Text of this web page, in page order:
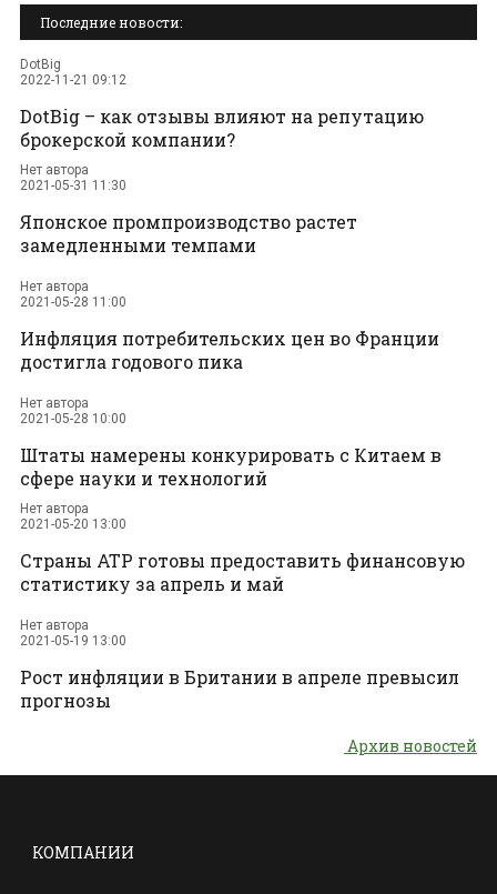
Последние новости:
DotBig
2022-11-21 09:12
DotBig – как отзывы влияют на репутацию
брокерской компании?
Нет автора
2021-05-31 11:30
Японское промпроизводство растет
замедленными темпами
Нет автора
2021-05-28 11:00
Инфляция потребительских цен во Франции
достигла годового пика
Нет автора
2021-05-28 10:00
Штаты намерены конкурировать с Китаем в
сфере науки и технологий
Нет автора
2021-05-20 13:00
Страны АТР готовы предоставить финансовую
статистику за апрель и май
Нет автора
2021-05-19 13:00
Рост инфляции в Британии в апреле превысил
прогнозы
Архив новостей
КОМПАНИИ